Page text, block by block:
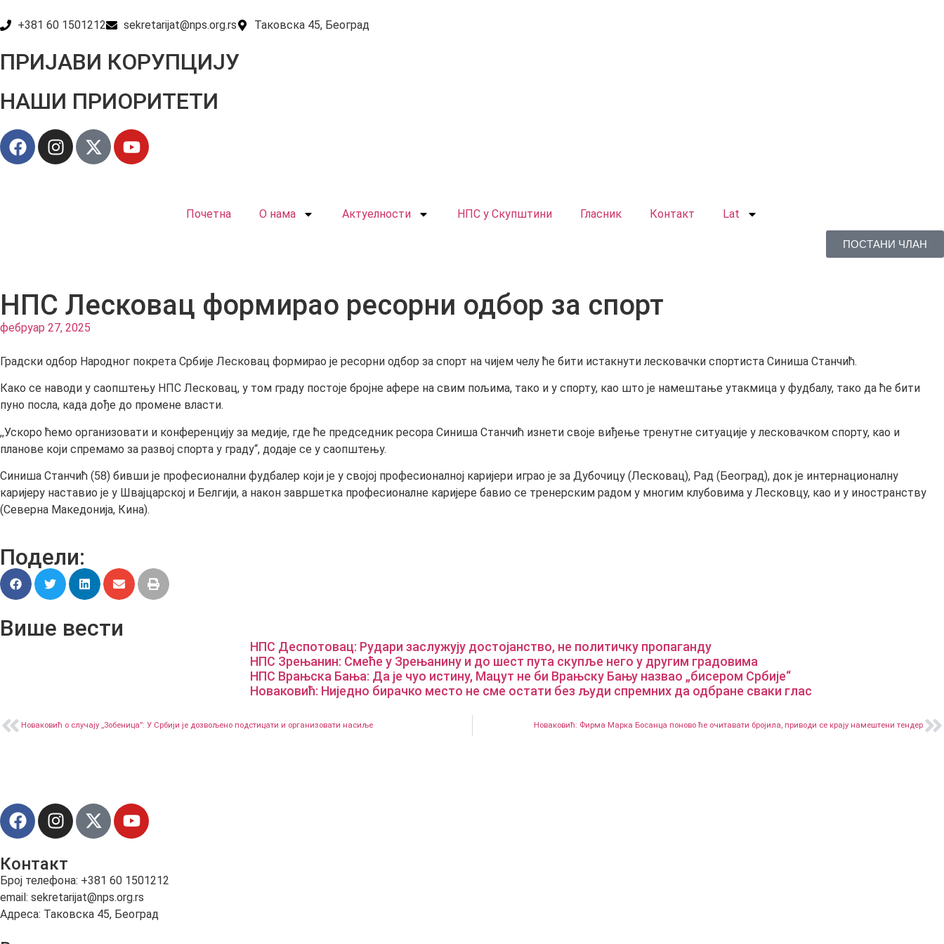
+381 60 1501212 sekretarijat@nps.org.rs Таковска 45, Београд
ПРИЈАВИ КОРУПЦИЈУ
НАШИ ПРИОРИТЕТИ
Почетна О нама Актуелности НПС у Скупштини Гласник Контакт Lat
ПОСТАНИ ЧЛАН
НПС Лесковац формирао ресорни одбор за спорт
фебруар 27, 2025
Градски одбор Народног покрета Србије Лесковац формирао је ресорни одбор за спорт на чијем челу ће бити истакнути лесковачки спортиста Синиша Станчић.
Како се наводи у саопштењу НПС Лесковац, у том граду постоје бројне афере на свим пољима, тако и у спорту, као што је намештање утакмица у фудбалу, тако да ће бити
пуно посла, када дође до промене власти.
,,Ускоро ћемо организовати и конференцију за медије, где ће председник ресора Синиша Станчић изнети своје виђење тренутне ситуације у лесковачком спорту, као и
планове који спремамо за развој спорта у граду“, додаје се у саопштењу.
Синиша Станчић (58) бивши је професионални фудбалер који је у својој професионалној каријери играо је за Дубочицу (Лесковац), Рад (Београд), док је интернационалну
каријеру наставио је у Швајцарској и Белгији, а након завршетка професионалне каријере бавио се тренерским радом у многим клубовима у Лесковцу, као и у иностранству
(Северна Македонија, Кина).
Подели:
Више вести
НПС Деспотовац: Рудари заслужују достојанство, не политичку пропаганду
НПС Зрењанин: Смеће у Зрењанину и до шест пута скупље него у другим градовима
НПС Врањска Бања: Да је чуо истину, Мацут не би Врањску Бању назвао „бисером Србије“
Новаковић: Ниједно бирачко место не сме остати без људи спремних да одбране сваки глас
Новаковић о случају ,,Зобеница”: У Србији је дозвољено подстицати и организовати насиље Новаковић: Фирма Марка Босанца поново ће очитавати бројила, приводи се крају намештени тендер
Контакт
Број телефона: +381 60 1501212
email: sekretarijat@nps.org.rs
Адреса: Таковска 45, Београд